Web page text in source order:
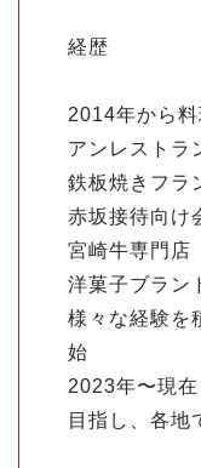
経歴
2014年から
アンレストラ
鉄板焼きフラ
赤坂接待向け
宮崎牛専門店
洋菓子ブラン
様々な経験を
始
2023年〜現
目指し、各地